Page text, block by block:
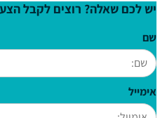
יש לכם שאלה? רוצים לקבל הצעת
שם
אימייל